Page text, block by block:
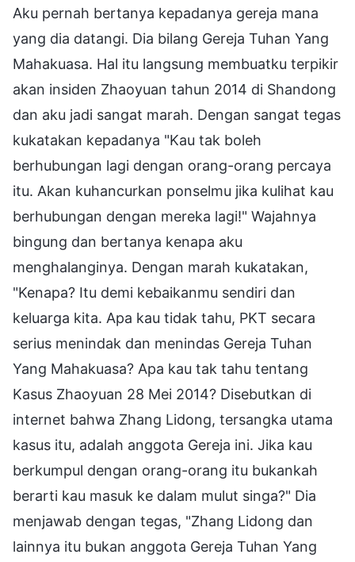
Aku pernah bertanya kepadanya gereja mana
yang dia datangi. Dia bilang Gereja Tuhan Yang
Mahakuasa. Hal itu langsung membuatku terpikir
akan insiden Zhaoyuan tahun 2014 di Shandong
dan aku jadi sangat marah. Dengan sangat tegas
kukatakan kepadanya "Kau tak boleh
berhubungan lagi dengan orang-orang percaya
itu. Akan kuhancurkan ponselmu jika kulihat kau
berhubungan dengan mereka lagi!" Wajahnya
bingung dan bertanya kenapa aku
menghalanginya. Dengan marah kukatakan,
"Kenapa? Itu demi kebaikanmu sendiri dan
keluarga kita. Apa kau tidak tahu, PKT secara
serius menindak dan menindas Gereja Tuhan
Yang Mahakuasa? Apa kau tak tahu tentang
Kasus Zhaoyuan 28 Mei 2014? Disebutkan di
internet bahwa Zhang Lidong, tersangka utama
kasus itu, adalah anggota Gereja ini. Jika kau
berkumpul dengan orang-orang itu bukankah
berarti kau masuk ke dalam mulut singa?" Dia
menjawab dengan tegas, "Zhang Lidong dan
lainnya itu bukan anggota Gereja Tuhan Yang